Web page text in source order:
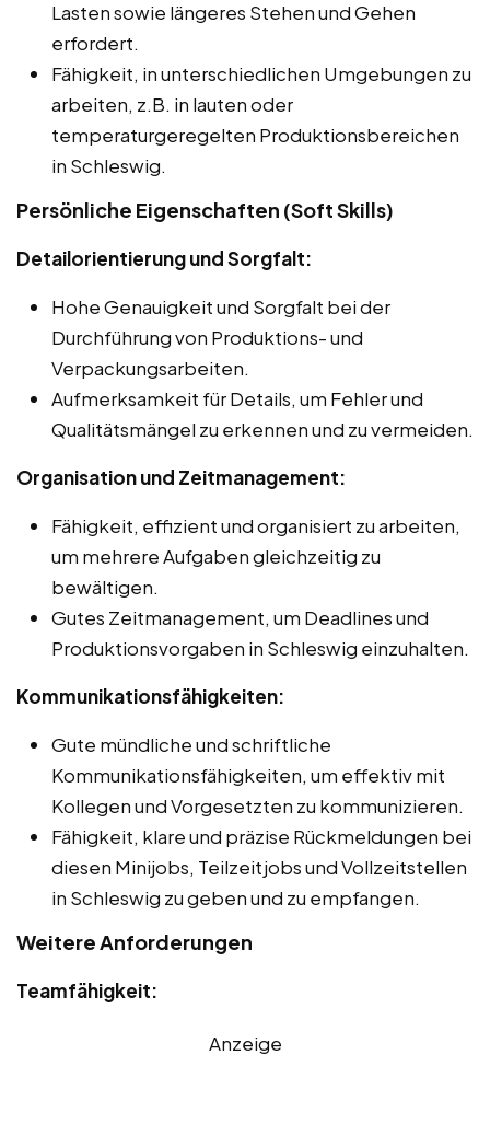
Lasten sowie längeres Stehen und Gehen
erfordert.
Fähigkeit, in unterschiedlichen Umgebungen zu
arbeiten, z.B. in lauten oder
temperaturgeregelten Produktionsbereichen
in Schleswig.
Persönliche Eigenschaften (Soft Skills)
Detailorientierung und Sorgfalt:
Hohe Genauigkeit und Sorgfalt bei der
Durchführung von Produktions- und
Verpackungsarbeiten.
Aufmerksamkeit für Details, um Fehler und
Qualitätsmängel zu erkennen und zu vermeiden.
Organisation und Zeitmanagement:
Fähigkeit, effizient und organisiert zu arbeiten,
um mehrere Aufgaben gleichzeitig zu
bewältigen.
Gutes Zeitmanagement, um Deadlines und
Produktionsvorgaben in Schleswig einzuhalten.
Kommunikationsfähigkeiten:
Gute mündliche und schriftliche
Kommunikationsfähigkeiten, um effektiv mit
Kollegen und Vorgesetzten zu kommunizieren.
Fähigkeit, klare und präzise Rückmeldungen bei
diesen Minijobs, Teilzeitjobs und Vollzeitstellen
in Schleswig zu geben und zu empfangen.
Weitere Anforderungen
Teamfähigkeit:
Anzeige